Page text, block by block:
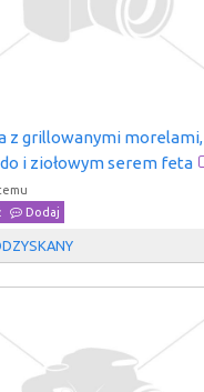
z grillowanymi morelami,
i ziołowym serem feta
Dodaj